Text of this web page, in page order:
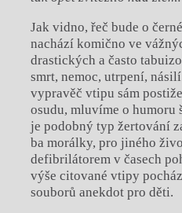
Jak vidno, řeč bude o
nachází komično ve
drastických a často
smrt, nemoc, utrpení,
vypravěč vtipu sám
osudu, mluvíme o
je podobný typ žertování
ba morálky, pro jiného
defibrilátorem v časech
výše citované vtipy
souborů anekdot pro děti.